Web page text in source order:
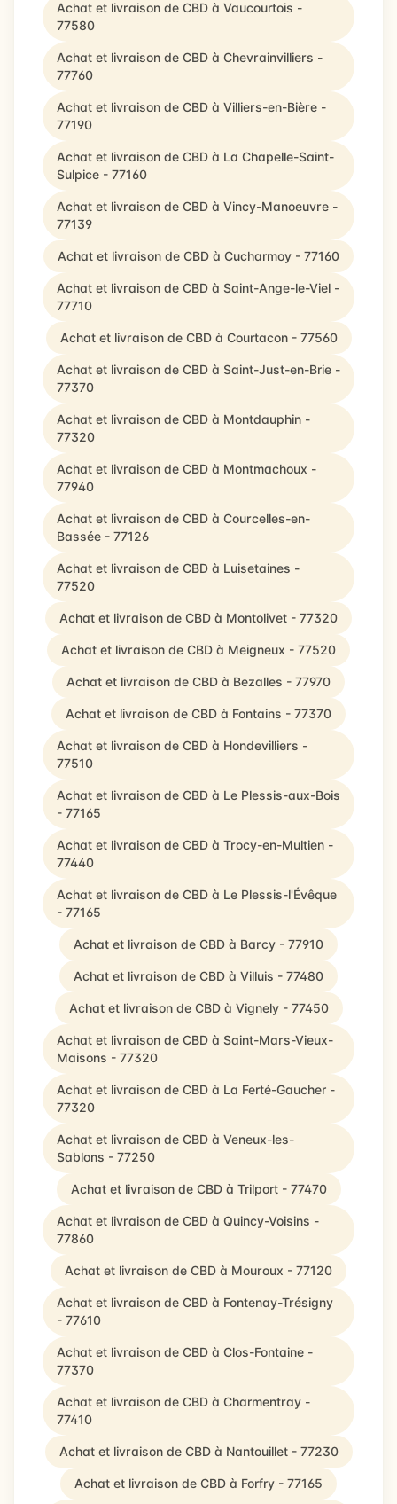
Achat et livraison de CBD à Vaucourtois -
77580
Achat et livraison de CBD à Chevrainvilliers -
77760
Achat et livraison de CBD à Villiers-en-Bière -
77190
Achat et livraison de CBD à La Chapelle-Saint-
Sulpice - 77160
Achat et livraison de CBD à Vincy-Manoeuvre -
77139
Achat et livraison de CBD à Cucharmoy - 77160
Achat et livraison de CBD à Saint-Ange-le-Viel -
77710
Achat et livraison de CBD à Courtacon - 77560
Achat et livraison de CBD à Saint-Just-en-Brie -
77370
Achat et livraison de CBD à Montdauphin -
77320
Achat et livraison de CBD à Montmachoux -
77940
Achat et livraison de CBD à Courcelles-en-
Bassée - 77126
Achat et livraison de CBD à Luisetaines -
77520
Achat et livraison de CBD à Montolivet - 77320
Achat et livraison de CBD à Meigneux - 77520
Achat et livraison de CBD à Bezalles - 77970
Achat et livraison de CBD à Fontains - 77370
Achat et livraison de CBD à Hondevilliers -
77510
Achat et livraison de CBD à Le Plessis-aux-Bois
- 77165
Achat et livraison de CBD à Trocy-en-Multien -
77440
Achat et livraison de CBD à Le Plessis-l'Évêque
- 77165
Achat et livraison de CBD à Barcy - 77910
Achat et livraison de CBD à Villuis - 77480
Achat et livraison de CBD à Vignely - 77450
Achat et livraison de CBD à Saint-Mars-Vieux-
Maisons - 77320
Achat et livraison de CBD à La Ferté-Gaucher -
77320
Achat et livraison de CBD à Veneux-les-
Sablons - 77250
Achat et livraison de CBD à Trilport - 77470
Achat et livraison de CBD à Quincy-Voisins -
77860
Achat et livraison de CBD à Mouroux - 77120
Achat et livraison de CBD à Fontenay-Trésigny
- 77610
Achat et livraison de CBD à Clos-Fontaine -
77370
Achat et livraison de CBD à Charmentray -
77410
Achat et livraison de CBD à Nantouillet - 77230
Achat et livraison de CBD à Forfry - 77165